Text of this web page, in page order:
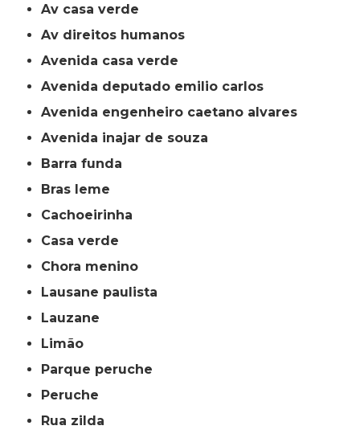
av casa verde
av direitos humanos
avenida casa verde
avenida deputado emilio carlos
avenida engenheiro caetano alvares
avenida inajar de souza
barra funda
bras leme
cachoeirinha
casa verde
chora menino
lausane paulista
lauzane
limão
parque peruche
peruche
rua zilda